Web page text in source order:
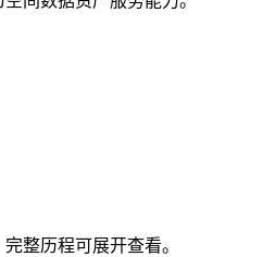
整历程可展开查看。